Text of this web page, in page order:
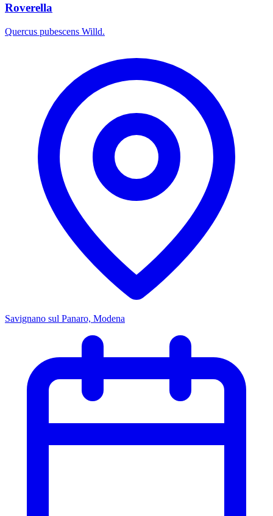
Roverella
Quercus pubescens Willd.
Savignano sul Panaro, Modena